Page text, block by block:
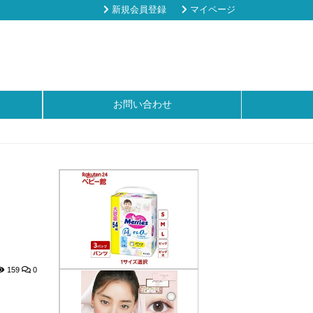
新規会員登録 マイページ
お問い合わせ
159 0